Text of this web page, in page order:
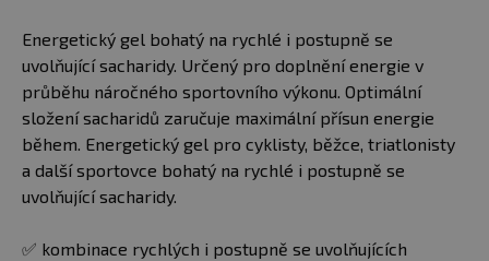
Energetický gel bohatý na rychlé i postupně se
uvolňující sacharidy. Určený pro doplnění energie v
průběhu náročného sportovního výkonu. Optimální
složení sacharidů zaručuje maximální přísun energie
během. Energetický gel pro cyklisty, běžce, triatlonisty
a další sportovce bohatý na rychlé i postupně se
uvolňující sacharidy.
✅ kombinace rychlých i postupně se uvolňujících